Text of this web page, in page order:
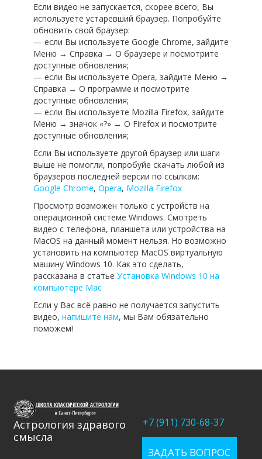
Если видео не запускается, скорее всего, Вы
используете устаревший браузер. Попробуйте
обновить свой браузер:
— если Вы используете Google Chrome, зайдите
Меню → Справка → О браузере и посмотрите
доступные обновления;
— если Вы используете Opera, зайдите Меню →
Справка → О программе и посмотрите
доступные обновления;
— если Вы используете Mozilla Firefox, зайдите
Меню → значок «?» → О Firefox и посмотрите
доступные обновления;
Если Вы используете другой браузер или шаги
выше не помогли, попробуйе скачать любой из
браузеров последней версии по ссылкам:
Google Chrome, Opera, Mozilla Firefox
Просмотр возможен только с устройств на
операционной системе Windows. Смотреть
видео с телефона, планшета или устройства на
MacOS на данный момент нельзя. Но возможно
установить на компьютер MacOS виртуальную
машину Windows 10. Как это сделать,
рассказана в статье Установка Windows 10 на
компьютере Mac
Если у Вас всё равно не получается запустить
видео, напишите нам, мы Вам обязательно
поможем!
Астрология здравого
смысла
+7 (911) 730-68-37
ЗАДАТЬ ВОПРОС